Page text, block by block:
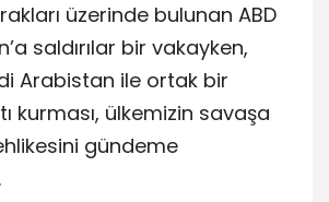
üzerinde bulunan ABD
saldırılar bir vakayken,
Arabistan ile ortak bir
kurması, ülkemizin savaşa
gündeme